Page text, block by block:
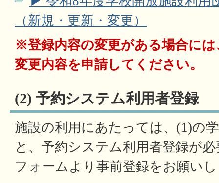
（新規・更新・変更）
※登録内容の変更がある場合に
変更内容を申請してください。
(2) 予約システム利用者登録
施設の利用にあたっては、(1)の
と、予約システム利用者登録が
フォームより事前登録をお願い